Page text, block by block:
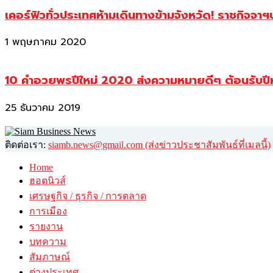
เคอร์ฟิวทั่วประเทศห้ามเดินทางข้ามจังหวัด! ราชกิจจา
1 พฤษภาคม 2020
10 คำอวยพรปีใหม่ 2020 ส่งความหมายดีๆ ต้อนรับ
25 ธันวาคม 2019
ติดต่อเรา: siamb.news@gmail.com (ส่งข่าวประชาสัมพันธ์ที่เมลนี้)
Home
ฮอตนิวส์
เศรษฐกิจ / ธุรกิจ / การตลาด
การเมือง
รายงาน
บทความ
สัมภาษณ์